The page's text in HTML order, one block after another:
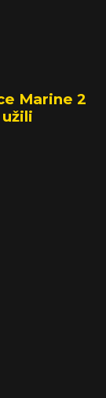
Marine 2